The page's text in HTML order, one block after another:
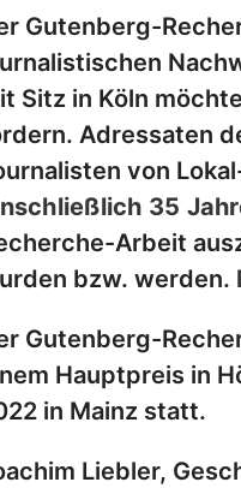
Gutenberg-
Sitz in Köln
Adressaten
von
35
Arbeit
bzw. werden.
Gutenberg-
Hauptpreis in
in Mainz statt.
Liebler,